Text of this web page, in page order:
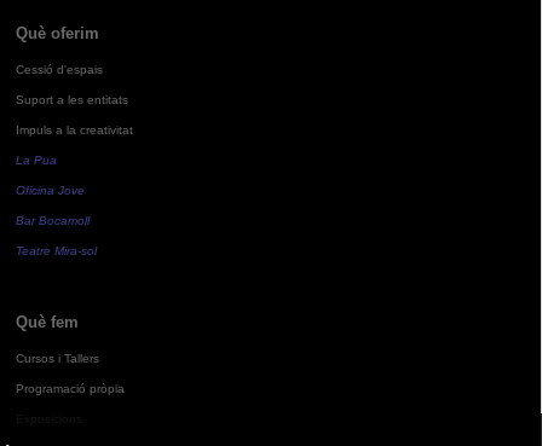
Què oferim
Cessió d'espais
Suport a les entitats
Impuls a la creativitat
La Pua
Oficina Jove
Bar Bocamoll
Teatre Mira-sol
Què fem
Cursos i Tallers
Programació pròpia